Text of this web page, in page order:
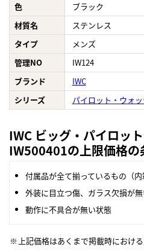
色
ブラック
材質名
ステンレス
タイプ
メンズ
管理NO
IW124
ブランド
IWC
シリーズ
パイロット・ウォ
IWC ビッグ・パイロッ
IW500401の上限価格の
付属品が全て揃っているもの（内
外装に目立つ傷、ガラス欠損が
動作に不具合が無い状態
上記価格はあくまで掲載時におけ